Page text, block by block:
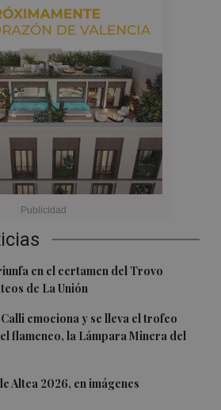
en el certamen del Trovo
de La Unión
emociona y se lleva el trofeo
flamenco, la Lámpara Minera del
Altea 2026, en imágenes